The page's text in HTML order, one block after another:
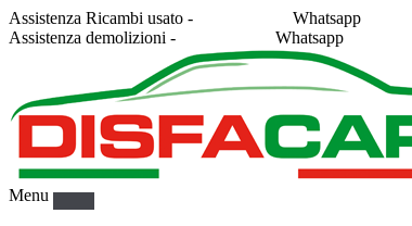
Assistenza Ricambi usato -
Whatsapp
Assistenza demolizioni -
Whatsapp
Menu